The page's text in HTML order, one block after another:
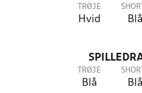
TRØJE
Hvid Blå
TRØJE
Blå Blå